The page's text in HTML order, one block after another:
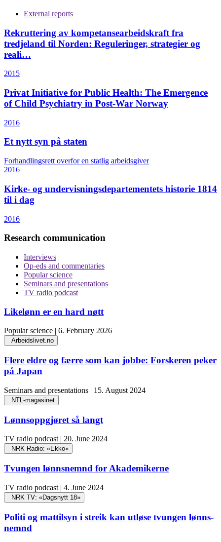
External reports
Rekruttering av kompetansearbeidskraft fra
tredjeland til Norden: Reguleringer, strategier og
reali…
2015
Privat Initiative for Public Health: The Emergence
of Child Psychiatry in Post-War Norway
2016
Et nytt syn på staten
Forhandlingsrett overfor en statlig arbeidsgiver
2016
Kirke- og undervisningsdepartementets historie 1814
til i dag
2016
Research communication
Interviews
Op-eds and commentaries
Popular science
Seminars and presentations
TV radio podcast
Likelønn er en hard nøtt
Popular science | 6. February 2026
Arbeidslivet.no
Flere eldre og færre som kan jobbe: Forskeren peker
på Japan
Seminars and presentations | 15. August 2024
NTL-magasinet
Lønnsoppgjøret så langt
TV radio podcast | 20. June 2024
NRK Radio: «Ekko»
Tvungen lønnsnemnd for Akademikerne
TV radio podcast | 4. June 2024
NRK TV: «Dagsnytt 18»
Politi og mat­tilsyn i streik kan utløse tvungen lønns­
nemnd